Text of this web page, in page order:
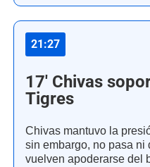
21:27
17' Chivas
Tigres
Chivas mantuvo la
sin embargo, no pasa
vuelven apoderarse del